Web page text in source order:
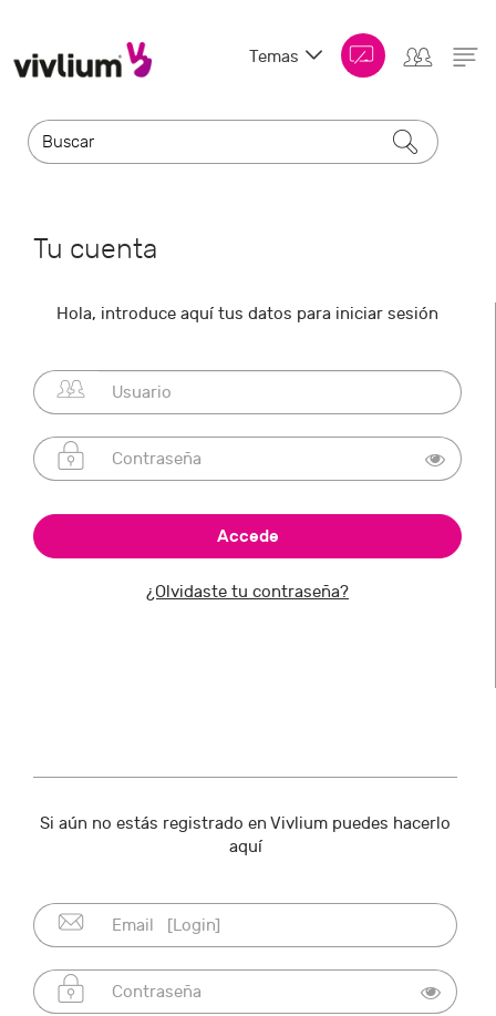
Temas
Tu cuenta
Hola, introduce aquí tus datos para iniciar sesión
¿Olvidaste tu contraseña?
Si aún no estás registrado en Vivlium puedes hacerlo
aquí